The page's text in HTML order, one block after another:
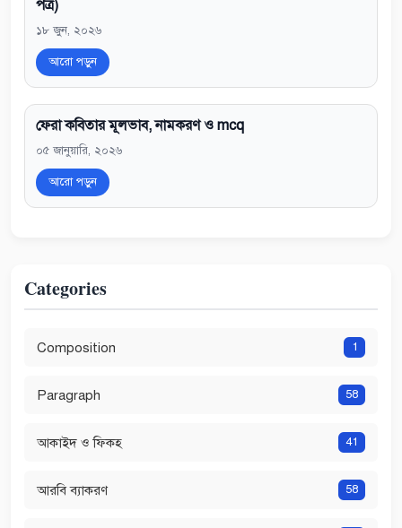
পত্র)
১৮ জুন, ২০২৬
আরো পড়ুন
ফেরা কবিতার মূলভাব, নামকরণ ও mcq
০৫ জানুয়ারি, ২০২৬
আরো পড়ুন
Categories
Composition 1
Paragraph 58
আকাইদ ও ফিকহ 41
আরবি ব্যাকরণ 58